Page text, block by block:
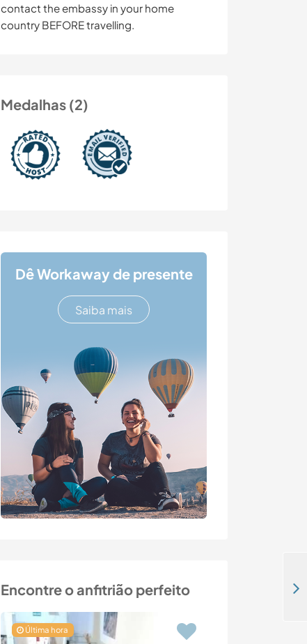
contact the embassy in your home
country BEFORE travelling.
Medalhas (2)
Dê Workaway de presente
Saiba mais
Encontre o anfitrião perfeito
Última hora